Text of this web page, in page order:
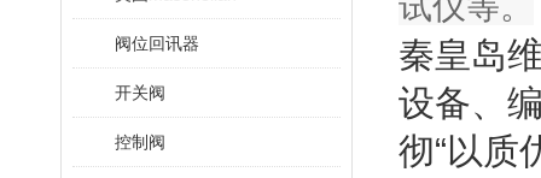
阀位回讯器
开关阀
控制阀
秦皇岛
设备、
彻“以质